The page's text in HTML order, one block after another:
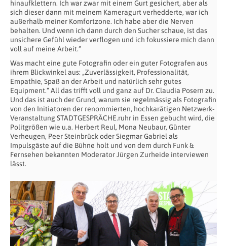
hinaufklettern. Ich war zwar mit einem Gurt gesichert, aber als
sich dieser dann mit meinem Kameragurt verhedderte, war ich
außerhalb meiner Komfortzone. Ich habe aber die Nerven
behalten. Und wenn ich dann durch den Sucher schaue, ist das
unsichere Gefühl wieder verflogen und ich fokussiere mich dann
voll auf meine Arbeit.“
Was macht eine gute Fotografin oder ein guter Fotografen aus
ihrem Blickwinkel aus: „Zuverlässigkeit, Professionalität,
Empathie, Spaß an der Arbeit und natürlich sehr gutes
Equipment.“ All das trifft voll und ganz auf Dr. Claudia Posern zu.
Und das ist auch der Grund, warum sie regelmässig als Fotografin
von den Initiatoren der renommierten, hochkarätigen Netzwerk-
Veranstaltung STADTGESPRÄCHE.ruhr in Essen gebucht wird, die
Politgrößen wie u.a. Herbert Reul, Mona Neubaur, Günter
Verheugen, Peer Steinbrück oder Siegmar Gabriel als
Impulsgäste auf die Bühne holt und von dem durch Funk &
Fernsehen bekannten Moderator Jürgen Zurheide interviewen
lässt.